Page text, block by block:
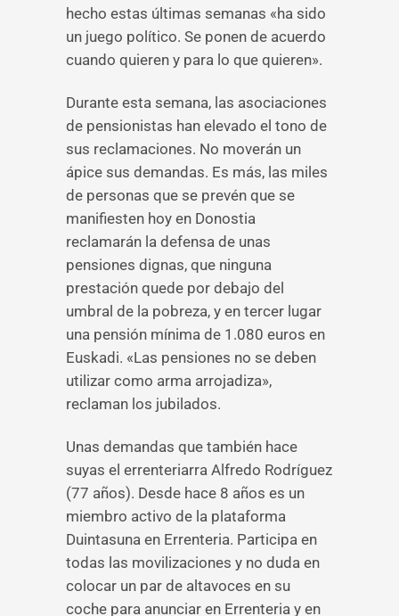
hecho estas últimas semanas «ha sido
un juego político. Se ponen de acuerdo
cuando quieren y para lo que quieren».
Durante esta semana, las asociaciones
de pensionistas han elevado el tono de
sus reclamaciones. No moverán un
ápice sus demandas. Es más, las miles
de personas que se prevén que se
manifiesten hoy en Donostia
reclamarán la defensa de unas
pensiones dignas, que ninguna
prestación quede por debajo del
umbral de la pobreza, y en tercer lugar
una pensión mínima de 1.080 euros en
Euskadi. «Las pensiones no se deben
utilizar como arma arrojadiza»,
reclaman los jubilados.
Unas demandas que también hace
suyas el errenteriarra Alfredo Rodríguez
(77 años). Desde hace 8 años es un
miembro activo de la plataforma
Duintasuna en Errenteria. Participa en
todas las movilizaciones y no duda en
colocar un par de altavoces en su
coche para anunciar en Errenteria y en